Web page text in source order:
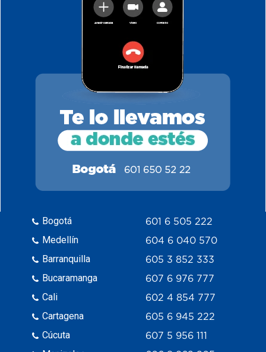
Bogotá
Medellín
Barranquilla
Bucaramanga
Cali
Cartagena
Cúcuta
601 6 505 222
604 6 040 570
605 3 852 333
607 6 976 777
602 4 854 777
605 6 945 222
607 5 956 111